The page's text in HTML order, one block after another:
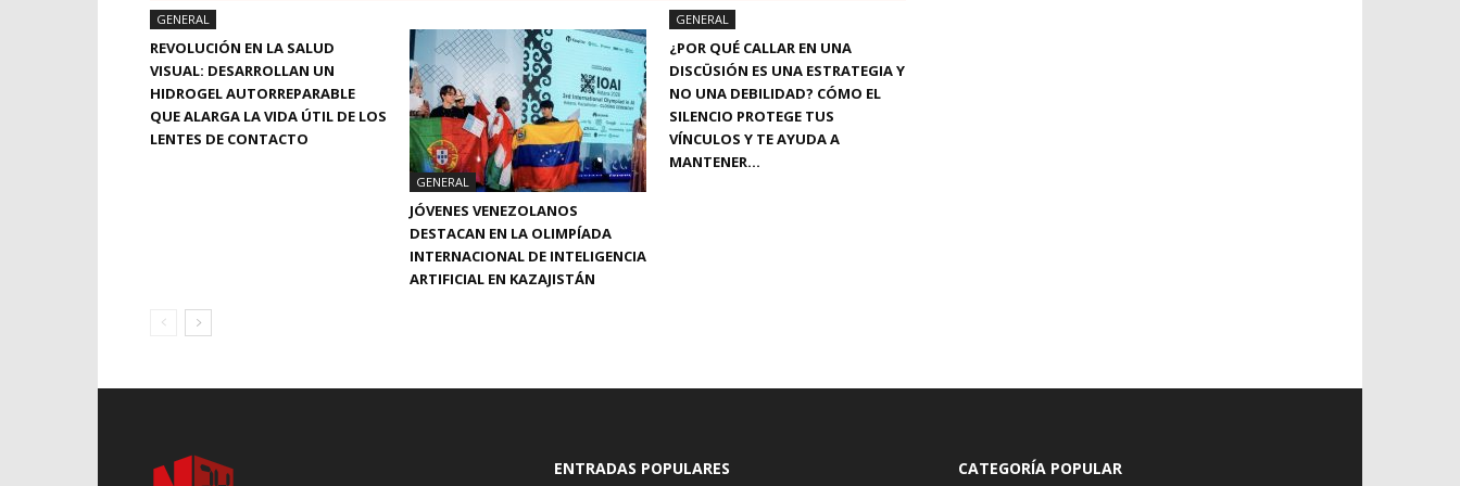
GENERAL
REVOLUCIÓN EN LA SALUD
VISUAL: DESARROLLAN UN
HIDROGEL AUTORREPARABLE
QUE ALARGA LA VIDA ÚTIL DE LOS
LENTES DE CONTACTO
GENERAL
JÓVENES VENEZOLANOS
DESTACAN EN LA OLIMPÍADA
INTERNACIONAL DE INTELIGENCIA
ARTIFICIAL EN KAZAJISTÁN
GENERAL
¿POR QUÉ CALLAR EN UNA
DISCÜSIÓN ES UNA ESTRATEGIA Y
NO UNA DEBILIDAD? CÓMO EL
SILENCIO PROTEGE TUS
VÍNCULOS Y TE AYUDA A
MANTENER...
ENTRADAS POPULARES CATEGORÍA POPULAR